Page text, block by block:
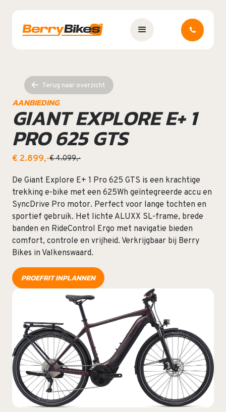
Terug naar overzicht
AANBIEDING
GIANT EXPLORE E+ 1
PRO 625 GTS
€ 2.899,-€ 4.099,-
De Giant Explore E+ 1 Pro 625 GTS is een krachtige
trekking e-bike met een 625Wh geïntegreerde accu en
SyncDrive Pro motor. Perfect voor lange tochten en
sportief gebruik. Het lichte ALUXX SL-frame, brede
banden en RideControl Ergo met navigatie bieden
comfort, controle en vrijheid. Verkrijgbaar bij Berry
Bikes in Valkenswaard.
PROEFRIT INPLANNEN